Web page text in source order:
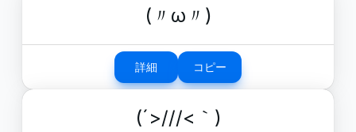
(〃ω〃)
詳細 コピー
(´>///<｀)